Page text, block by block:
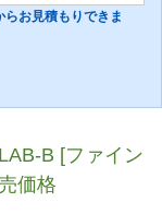
お見積もりできま
B [ファイン
価格